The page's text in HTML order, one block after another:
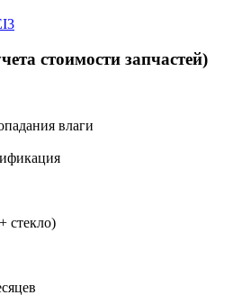
стоимости запчастей)
влаги
стекло)